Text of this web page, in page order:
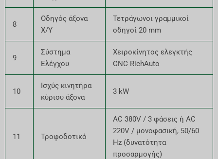
8
Οδηγός άξονα
X/Y
Τετράγωνοι γραμμικοί
οδηγοί 20 mm
9
Σύστημα
Ελέγχου
Χειροκίνητος ελεγκτής
CNC RichAuto
10
Ισχύς κινητήρα
κύριου άξονα
3 kW
11 Τροφοδοτικό
AC 380V / 3 φάσεις ή AC
220V / μονοφασική, 50/60
Hz (δυνατότητα
προσαρμογής)